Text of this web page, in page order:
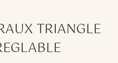
TRIANGLE